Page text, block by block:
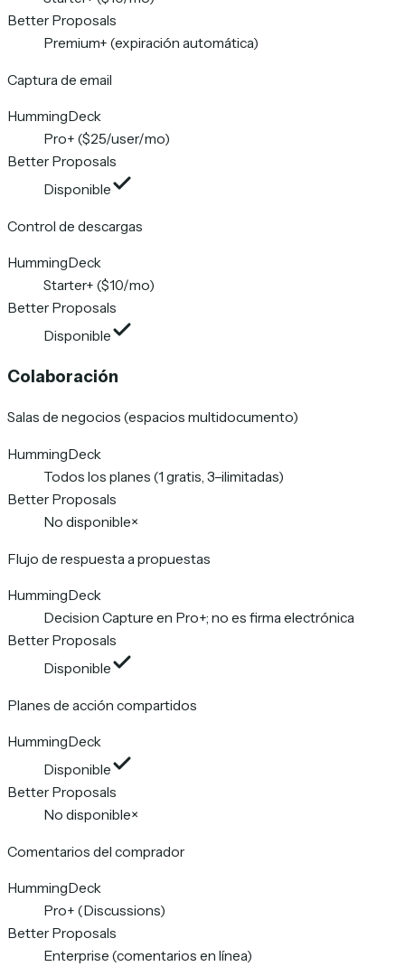
Better Proposals
Premium+ (expiración automática)
Captura de email
HummingDeck
Pro+ ($25/user/mo)
Better Proposals
Disponible
Control de descargas
HummingDeck
Starter+ ($10/mo)
Better Proposals
Disponible
Colaboración
Salas de negocios (espacios multidocumento)
HummingDeck
Todos los planes (1 gratis, 3–ilimitadas)
Better Proposals
No disponible×
Flujo de respuesta a propuestas
HummingDeck
Decision Capture en Pro+; no es firma electrónica
Better Proposals
Disponible
Planes de acción compartidos
HummingDeck
Disponible
Better Proposals
No disponible×
Comentarios del comprador
HummingDeck
Pro+ (Discussions)
Better Proposals
Enterprise (comentarios en línea)